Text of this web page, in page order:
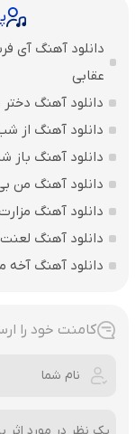
دانلود آهنگ آی
عقابی
دانلود آهنگ
دانلود آهنگ از
دانلود آهنگ
دانلود آهنگ من
دانلود آهنگ
دانلود آهنگ
دانلود آهنگ آخه
کامنت خود را